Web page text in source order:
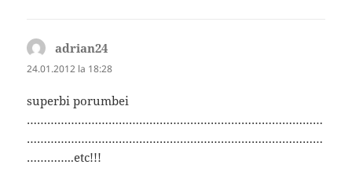
adrian24
24.01.2012 la 18:28
superbi porumbei
……………………………………………………………………………
……………………………………………………………………………
…………..etc!!!